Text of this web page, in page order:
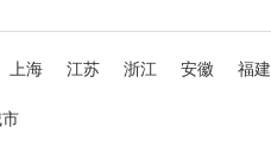
上海 江苏 浙江 安徽 福建